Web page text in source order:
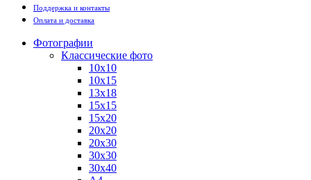
Поддержка и контакты
Оплата и доставка
Фотографии
Классические фото
10х10
10х15
13х18
15х15
15х20
20х20
20х30
30х30
30х40